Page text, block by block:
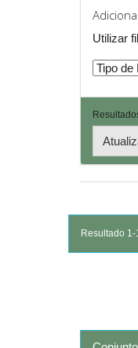
Utilizar
Resultado 1-